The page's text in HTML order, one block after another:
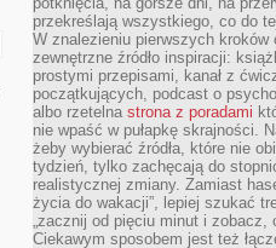
przekreślają wszystkiego, co do
W znalezieniu pierwszych kroków
zewnętrzne źródło inspiracji:
prostymi przepisami, kanał z
początkujących, podcast o
albo rzetelna strona z poradami
nie wpaść w pułapkę skrajności.
żeby wybierać źródła, które nie
tydzień, tylko zachęcają do
realistycznej zmiany. Zamiast
życia do wakacji”, lepiej szukać
„zacznij od pięciu minut i zobacz,
Ciekawym sposobem jest też